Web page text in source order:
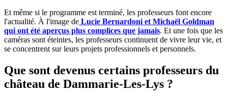
Et même si le programme est terminé, les professeurs font encore
l'actualité. À l'image de Lucie Bernardoni et Michaël Goldman
qui ont été aperçus plus complices que jamais. Et une fois que les
caméras sont éteintes, les professeurs continuent de vivre leur vie, et
se concentrent sur leurs projets professionnels et personnels.
Que sont devenus certains professeurs du
château de Dammarie-Les-Lys ?